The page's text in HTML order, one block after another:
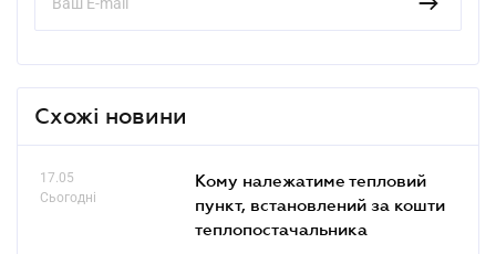
Схожі новини
17.05
Сьогодні
Кому належатиме тепловий
пункт, встановлений за кошти
теплопостачальника